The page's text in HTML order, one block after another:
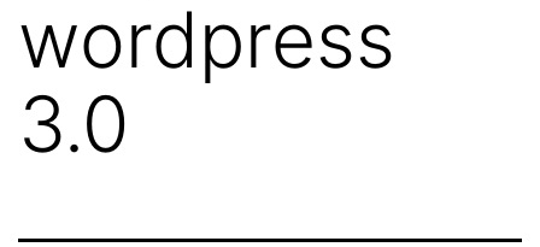
wordpress
3.0